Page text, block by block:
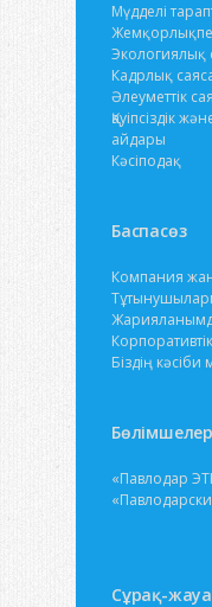
Мүдделі
Экологиялық
Кадрлық
Әлеуметтік
Қауіпсіздік
айдары
Кәсіподақ
Баспасөз
Компания
Біздің
Бөлімшелер
«Павлодар
Сұрақ-